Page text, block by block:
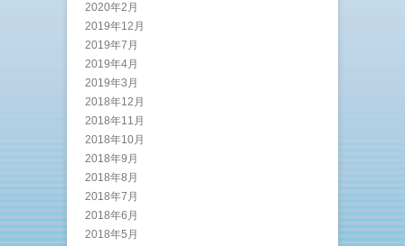
2020年2月
2019年12月
2019年7月
2019年4月
2019年3月
2018年12月
2018年11月
2018年10月
2018年9月
2018年8月
2018年7月
2018年6月
2018年5月